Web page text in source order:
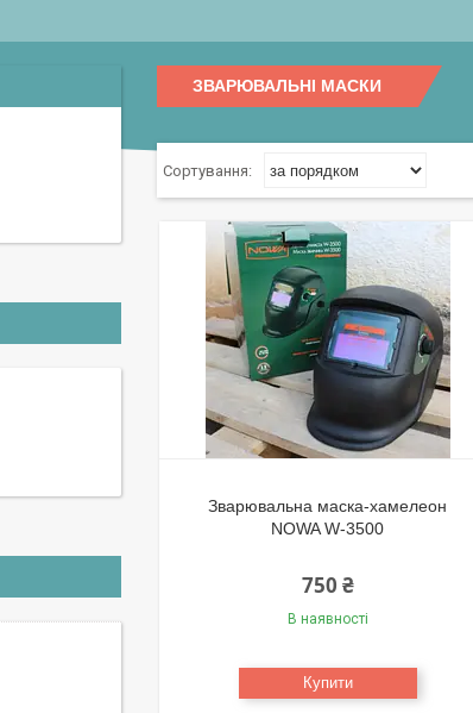
ЗВАРЮВАЛЬНІ МАСКИ
Зварювальна маска-хамелеон
NOWA W-3500
750 ₴
В наявності
Купити